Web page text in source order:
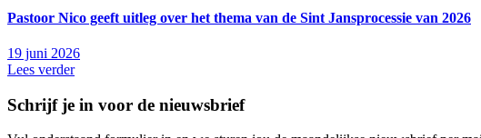
Pastoor Nico geeft uitleg over het thema van de Sint Jansprocessie van 2026
19 juni 2026
Lees verder
Schrijf je in voor de nieuwsbrief